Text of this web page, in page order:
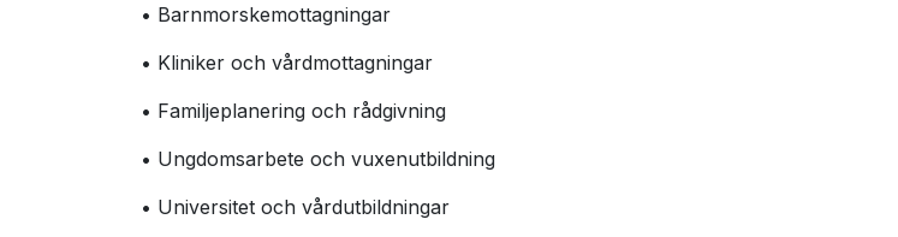
• Barnmorskemottagningar
• Kliniker och vårdmottagningar
• Familjeplanering och rådgivning
• Ungdomsarbete och vuxenutbildning
• Universitet och vårdutbildningar